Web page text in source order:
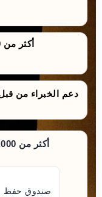
دعم الخبراء من
أكثر من 70,000 عميل راضٍ منذ سنة 1999
صندوق حفظ